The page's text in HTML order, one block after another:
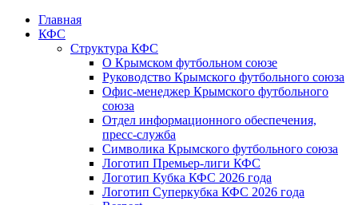
Главная
КФС
Структура КФС
О Крымском футбольном союзе
Руководство Крымского футбольного союза
Офис-менеджер Крымского футбольного
союза
Отдел информационного обеспечения,
пресс-служба
Символика Крымского футбольного союза
Логотип Премьер-лиги КФС
Логотип Кубка КФС 2026 года
Логотип Суперкубка КФС 2026 года